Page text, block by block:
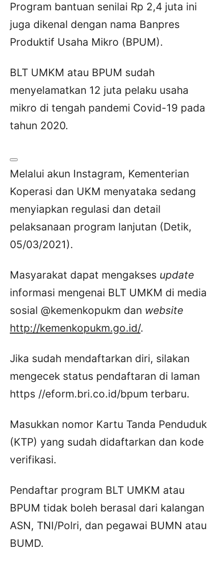
Program bantuan senilai Rp 2,4 juta ini
juga dikenal dengan nama Banpres
Produktif Usaha Mikro (BPUM).
BLT UMKM atau BPUM sudah
menyelamatkan 12 juta pelaku usaha
mikro di tengah pandemi Covid-19 pada
tahun 2020.
Melalui akun Instagram, Kementerian
Koperasi dan UKM menyataka sedang
menyiapkan regulasi dan detail
pelaksanaan program lanjutan (Detik,
05/03/2021).
Masyarakat dapat mengakses update
informasi mengenai BLT UMKM di media
sosial @kemenkopukm dan website
http://kemenkopukm.go.id/.
Jika sudah mendaftarkan diri, silakan
mengecek status pendaftaran di laman
https //eform.bri.co.id/bpum terbaru.
Masukkan nomor Kartu Tanda Penduduk
(KTP) yang sudah didaftarkan dan kode
verifikasi.
Pendaftar program BLT UMKM atau
BPUM tidak boleh berasal dari kalangan
ASN, TNI/Polri, dan pegawai BUMN atau
BUMD.